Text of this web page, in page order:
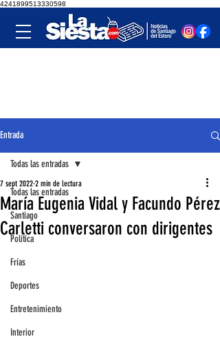
4241899513330598
Entrada
Todas las entradas
Santiago
Política
Frías
Deportes
Entretenimiento
Interior
Todas las entradas
María Eugenia Vidal y Facundo Pérez
Carletti conversaron con dirigentes
7 sept 2022 2 min de lectura